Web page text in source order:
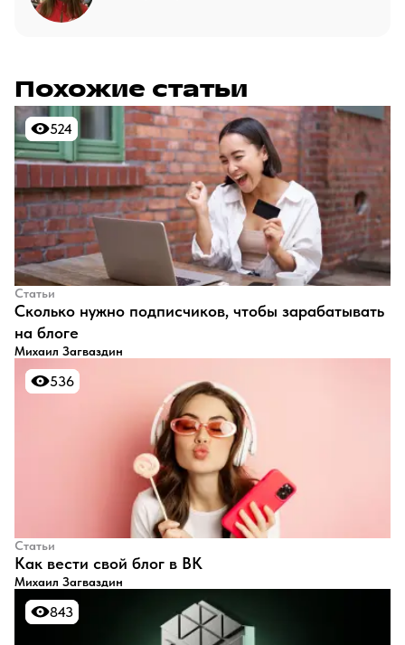
Похожие статьи
524
524
Статьи
​Сколько нужно подписчиков, чтобы зарабатывать
на блоге
Михаил Загваздин
536
536
Статьи
​Как вести свой блог в ВК
Михаил Загваздин
843
843